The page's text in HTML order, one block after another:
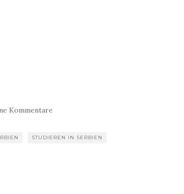
Kommentare
STUDIEREN IN SERBIEN